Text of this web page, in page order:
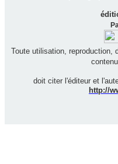
Toute utilisation, reproduction,
doit citer l'éditeur et
http://